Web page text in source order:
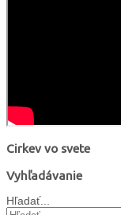
Cirkev vo svete
Vyhľadávanie
Hľadať...